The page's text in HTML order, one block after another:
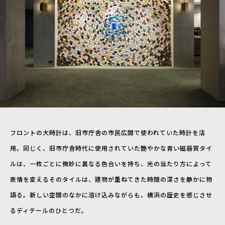
フロントの大時計は、旧市庁舎の市民広間で使われていた時計を活
用。同じく、旧市庁舎時代に使用されていた艶やかな青い磁器質タイ
ルは、一枚ごとに微妙に異なる色合いを持ち、光の当たり方によって
表情を変えるそのタイルは、建物が重ねてきた時間の深さを静かに物
語る。新しい空間のなかに溶け込みながらも、横浜の歴史を感じさせ
るディテールのひとつだ。